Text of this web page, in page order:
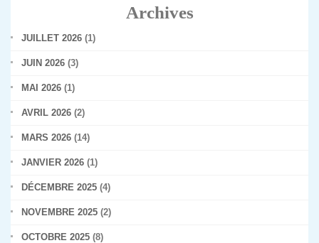
Archives
JUILLET 2026 (1)
JUIN 2026 (3)
MAI 2026 (1)
AVRIL 2026 (2)
MARS 2026 (14)
JANVIER 2026 (1)
DÉCEMBRE 2025 (4)
NOVEMBRE 2025 (2)
OCTOBRE 2025 (8)